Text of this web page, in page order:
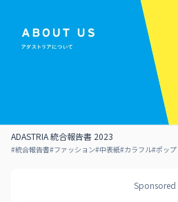
ADASTRIA 統合報告書 2023
#統合報告書#ファッション#中表紙#カラフル#ポップ
Sponsored